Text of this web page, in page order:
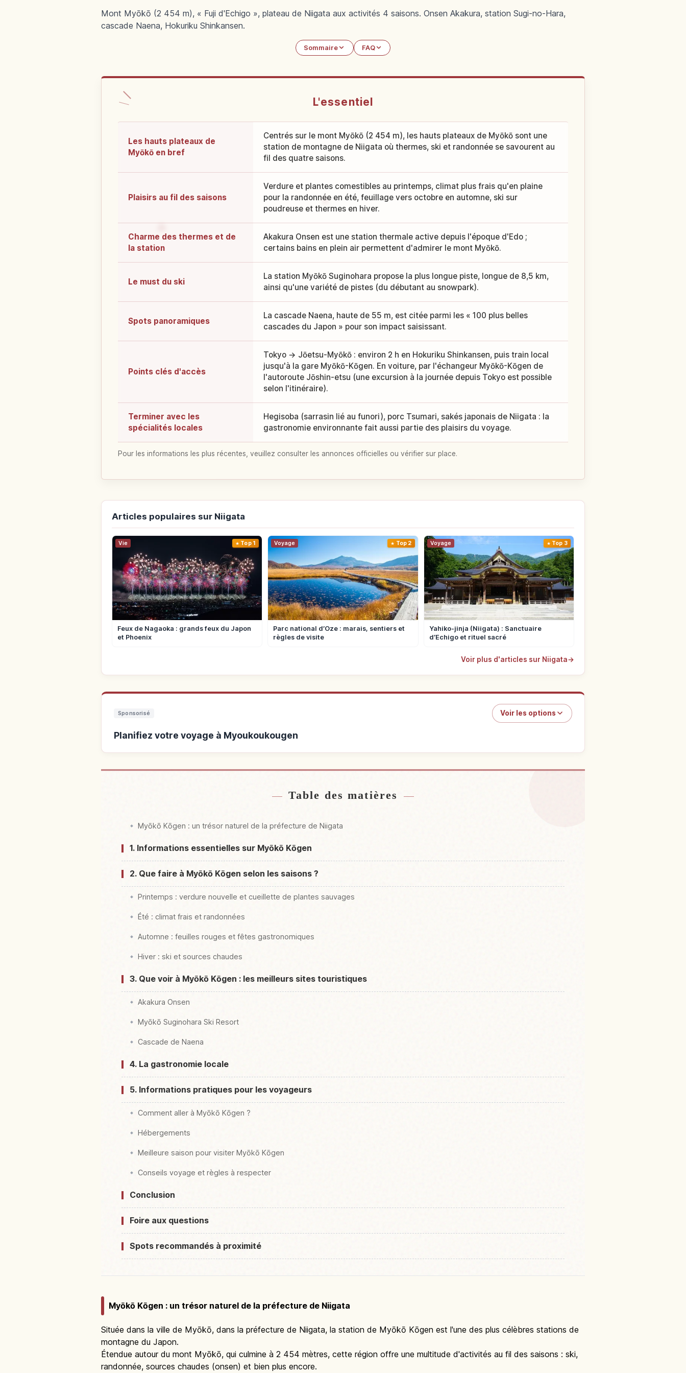
Mont Myōkō (2 454 m), « Fuji d'Echigo », plateau de Niigata aux activités 4 saisons. Onsen Akakura, station Sugi-no-Hara,
cascade Naena, Hokuriku Shinkansen.
Sommaire FAQ
L'essentiel
Les hauts plateaux de
Myōkō en bref
Centrés sur le mont Myōkō (2 454 m), les hauts plateaux de Myōkō sont une
station de montagne de Niigata où thermes, ski et randonnée se savourent au
fil des quatre saisons.
Plaisirs au fil des saisons
Verdure et plantes comestibles au printemps, climat plus frais qu'en plaine
pour la randonnée en été, feuillage vers octobre en automne, ski sur
poudreuse et thermes en hiver.
Charme des thermes et de
la station
Akakura Onsen est une station thermale active depuis l'époque d'Edo ;
certains bains en plein air permettent d'admirer le mont Myōkō.
Le must du ski
La station Myōkō Suginohara propose la plus longue piste, longue de 8,5 km,
ainsi qu'une variété de pistes (du débutant au snowpark).
Spots panoramiques
La cascade Naena, haute de 55 m, est citée parmi les « 100 plus belles
cascades du Japon » pour son impact saisissant.
Points clés d'accès
Tokyo → Jōetsu-Myōkō : environ 2 h en Hokuriku Shinkansen, puis train local
jusqu'à la gare Myōkō-Kōgen. En voiture, par l'échangeur Myōkō-Kōgen de
l'autoroute Jōshin-etsu (une excursion à la journée depuis Tokyo est possible
selon l'itinéraire).
Terminer avec les
spécialités locales
Hegisoba (sarrasin lié au funori), porc Tsumari, sakés japonais de Niigata : la
gastronomie environnante fait aussi partie des plaisirs du voyage.
Pour les informations les plus récentes, veuillez consulter les annonces officielles ou vérifier sur place.
Articles populaires sur Niigata
Vie Top 1
Feux de Nagaoka : grands feux du Japon
et Phoenix
Voyage Top 2
Parc national d’Oze : marais, sentiers et
règles de visite
Voyage Top 3
Yahiko-jinja (Niigata) : Sanctuaire
d’Echigo et rituel sacré
Voir plus d'articles sur Niigata→
Sponsorisé Voir les options
Planifiez votre voyage à Myoukoukougen
Table des matières
Myōkō Kōgen : un trésor naturel de la préfecture de Niigata
1. Informations essentielles sur Myōkō Kōgen
2. Que faire à Myōkō Kōgen selon les saisons ?
Printemps : verdure nouvelle et cueillette de plantes sauvages
Été : climat frais et randonnées
Automne : feuilles rouges et fêtes gastronomiques
Hiver : ski et sources chaudes
3. Que voir à Myōkō Kōgen : les meilleurs sites touristiques
Akakura Onsen
Myōkō Suginohara Ski Resort
Cascade de Naena
4. La gastronomie locale
5. Informations pratiques pour les voyageurs
Comment aller à Myōkō Kōgen ?
Hébergements
Meilleure saison pour visiter Myōkō Kōgen
Conseils voyage et règles à respecter
Conclusion
Foire aux questions
Spots recommandés à proximité
Myōkō Kōgen : un trésor naturel de la préfecture de Niigata
Située dans la ville de Myōkō, dans la préfecture de Niigata, la station de Myōkō Kōgen est l'une des plus célèbres stations de
montagne du Japon.
Étendue autour du mont Myōkō, qui culmine à 2 454 mètres, cette région offre une multitude d'activités au fil des saisons : ski,
randonnée, sources chaudes (onsen) et bien plus encore.